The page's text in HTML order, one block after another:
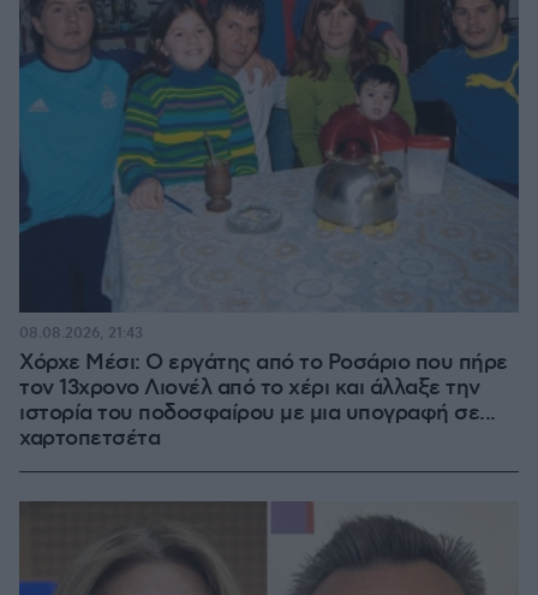
Χόρχε Μέσι: Ο εργάτης από το Ροσάριο που πήρε
τον 13χρονο Λιονέλ από το χέρι και άλλαξε την
ιστορία του ποδοσφαίρου με μια υπογραφή σε...
χαρτοπετσέτα
08.08.2026, 21:43